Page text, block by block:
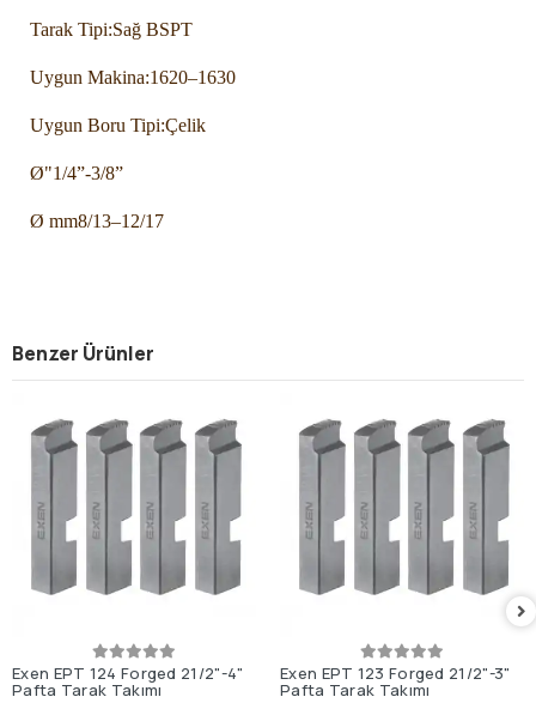
Tarak Tipi:Sağ BSPT
Uygun Makina:1620–1630
Uygun Boru Tipi:Çelik
Ø"1/4”-3/8”
Ø mm8/13–12/17
Benzer Ürünler
Exen EPT 124 Forged 21/2"-4"
Pafta Tarak Takımı
Exen EPT 123 Forged 21/2"-3"
Pafta Tarak Takımı